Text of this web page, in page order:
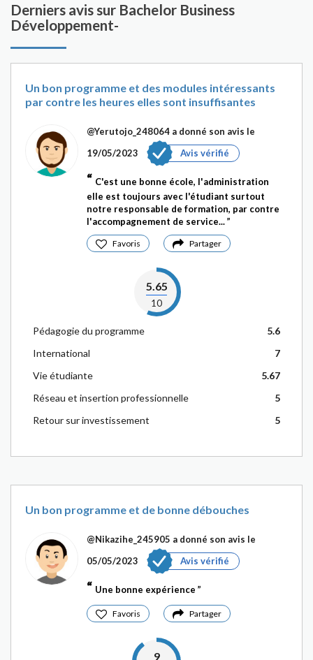
Derniers avis sur Bachelor Business
Développement-
Un bon programme et des modules intéressants
par contre les heures elles sont insuffisantes
@Yerutojo_248064 a donné son avis le
19/05/2023
Avis vérifié
C'est une bonne école, l'administration
elle est toujours avec l'étudiant surtout
notre responsable de formation, par contre
l'accompagnement de service...
Favoris Partager
5.65
10
Pédagogie du programme
5.6
International
7
Vie étudiante
5.67
Réseau et insertion professionnelle
5
Retour sur investissement
5
Un bon programme et de bonne débouches
@Nikazihe_245905 a donné son avis le
05/05/2023
Avis vérifié
Une bonne expérience
Favoris Partager
9